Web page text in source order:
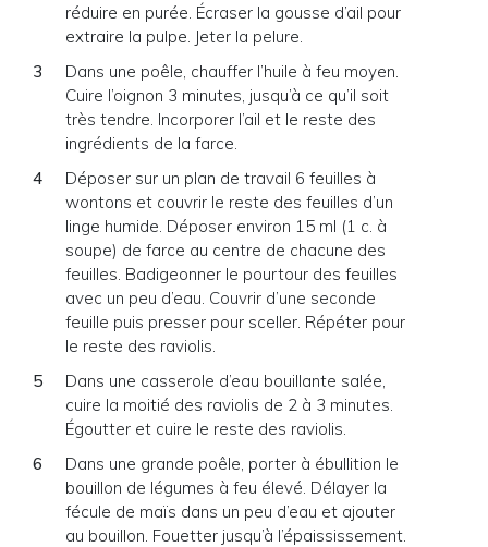
réduire en purée. Écraser la gousse d’ail pour
extraire la pulpe. Jeter la pelure.
Dans une poêle, chauffer l’huile à feu moyen.
Cuire l’oignon 3 minutes, jusqu’à ce qu’il soit
très tendre. Incorporer l’ail et le reste des
ingrédients de la farce.
Déposer sur un plan de travail 6 feuilles à
wontons et couvrir le reste des feuilles d’un
linge humide. Déposer environ 15 ml (1 c. à
soupe) de farce au centre de chacune des
feuilles. Badigeonner le pourtour des feuilles
avec un peu d’eau. Couvrir d’une seconde
feuille puis presser pour sceller. Répéter pour
le reste des raviolis.
Dans une casserole d’eau bouillante salée,
cuire la moitié des raviolis de 2 à 3 minutes.
Égoutter et cuire le reste des raviolis.
Dans une grande poêle, porter à ébullition le
bouillon de légumes à feu élevé. Délayer la
fécule de maïs dans un peu d’eau et ajouter
au bouillon. Fouetter jusqu’à l’épaississement.